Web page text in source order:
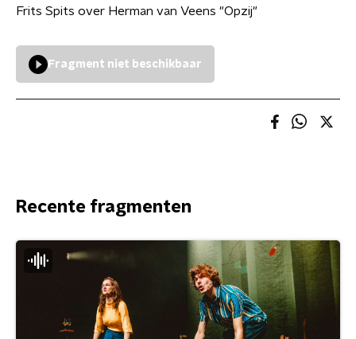
Frits Spits over Herman van Veens "Opzij"
Fragment niet beschikbaar
Recente fragmenten